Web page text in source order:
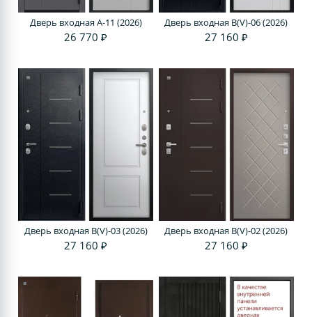
Дверь входная A-11 (2026)
26 770 ₽
Дверь входная В(V)-06 (2026)
27 160 ₽
Дверь входная В(V)-03 (2026)
27 160 ₽
Дверь входная В(V)-02 (2026)
27 160 ₽